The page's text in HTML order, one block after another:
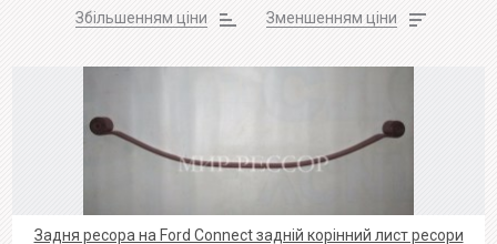
Збільшенням ціни
Зменшенням ціни
Задня ресора на Ford Connect задній корінний лист ресори